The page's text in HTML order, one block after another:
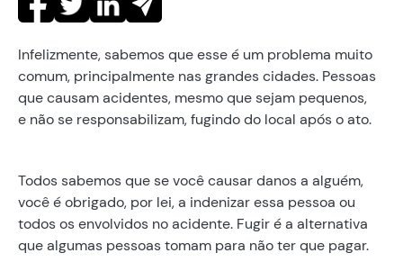
Infelizmente, sabemos que esse é um problema muito
comum, principalmente nas grandes cidades. Pessoas
que causam acidentes, mesmo que sejam pequenos,
e não se responsabilizam, fugindo do local após o ato.
Todos sabemos que se você causar danos a alguém,
você é obrigado, por lei, a indenizar essa pessoa ou
todos os envolvidos no acidente. Fugir é a alternativa
que algumas pessoas tomam para não ter que pagar.